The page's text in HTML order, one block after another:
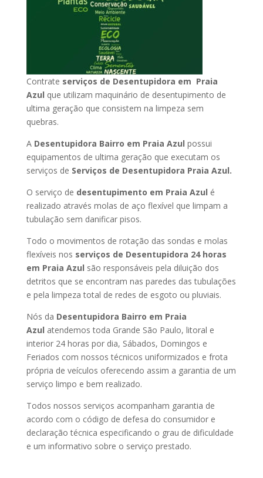
Contrate serviços de Desentupidora em Praia
Azul que utilizam maquinário de desentupimento de
ultima geração que consistem na limpeza sem
quebras.
A Desentupidora Bairro em Praia Azul possui
equipamentos de ultima geração que executam os
serviços de Serviços de Desentupidora Praia Azul.
O serviço de desentupimento em Praia Azul é
realizado através molas de aço flexível que limpam a
tubulação sem danificar pisos.
Todo o movimentos de rotação das sondas e molas
flexíveis nos serviços de Desentupidora 24 horas
em Praia Azul são responsáveis pela diluição dos
detritos que se encontram nas paredes das tubulações
e pela limpeza total de redes de esgoto ou pluviais.
Nós da Desentupidora Bairro em Praia
Azul atendemos toda Grande São Paulo, litoral e
interior 24 horas por dia, Sábados, Domingos e
Feriados com nossos técnicos uniformizados e frota
própria de veículos oferecendo assim a garantia de um
serviço limpo e bem realizado.
Todos nossos serviços acompanham garantia de
acordo com o código de defesa do consumidor e
declaração técnica especificando o grau de dificuldade
e um informativo sobre o serviço prestado.